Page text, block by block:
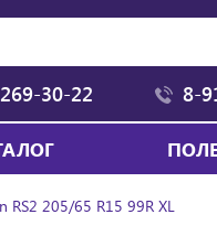
30-22 8-
205/65 R15 99R XL